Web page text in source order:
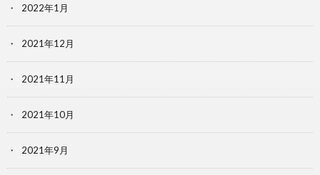
2022年1月
2021年12月
2021年11月
2021年10月
2021年9月